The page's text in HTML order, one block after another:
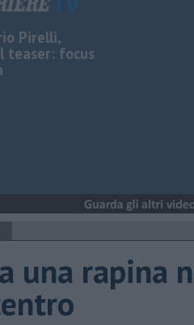
Pirelli,
teaser: focus
una rapina